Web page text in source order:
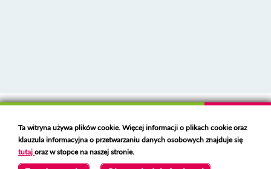
Deklaracja dostępności
Polski serwer RBL
https://polspam.pl/
Copyright 2023 Urząd Miejski w Opolu Lubelskim
Ta witryna używa plików cookie. Więcej informacji o plikach cookie oraz
klauzula informacyjna o przetwarzaniu danych osobowych znajduje się
tutajoraz w stopce na naszej stronie.